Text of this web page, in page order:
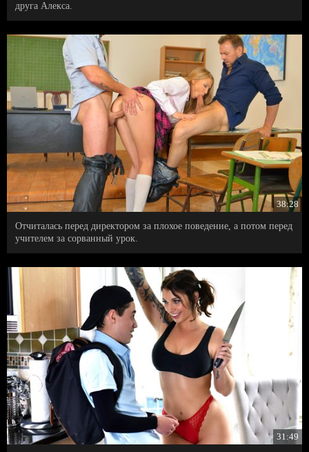
друга Алекса.
38:28
Отчиталась перед директором за плохое поведение, а потом перед
учителем за сорванный урок.
31:49